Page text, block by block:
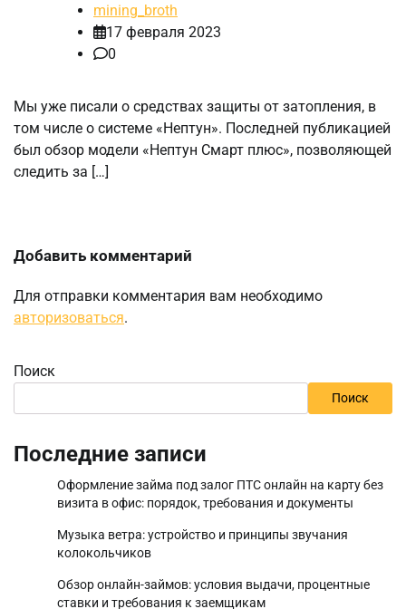
mining_broth
17 февраля 2023
0
Мы уже писали о средствах защиты от затопления, в
том числе о системе «Нептун». Последней публикацией
был обзор модели «Нептун Смарт плюс», позволяющей
следить за […]
Добавить комментарий
Для отправки комментария вам необходимо
авторизоваться.
Поиск
Поиск
Последние записи
Оформление займа под залог ПТС онлайн на карту без
визита в офис: порядок, требования и документы
Музыка ветра: устройство и принципы звучания
колокольчиков
Обзор онлайн-займов: условия выдачи, процентные
ставки и требования к заемщикам